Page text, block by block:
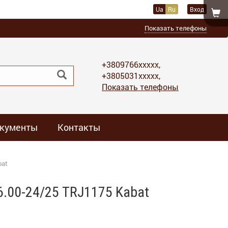
Ua Ru Вход
Показать телефоны
+3809766xxxxx,
+3805031xxxxx,
Показать телефоны
Контакты
24/25 TRJ1175 Kabat